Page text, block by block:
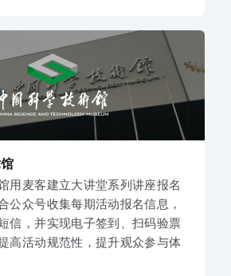
用麦客建立大讲堂系列讲座报名
公众号收集每期活动报名信息，
信，并实现电子签到、扫码验票
高活动规范性，提升观众参与体